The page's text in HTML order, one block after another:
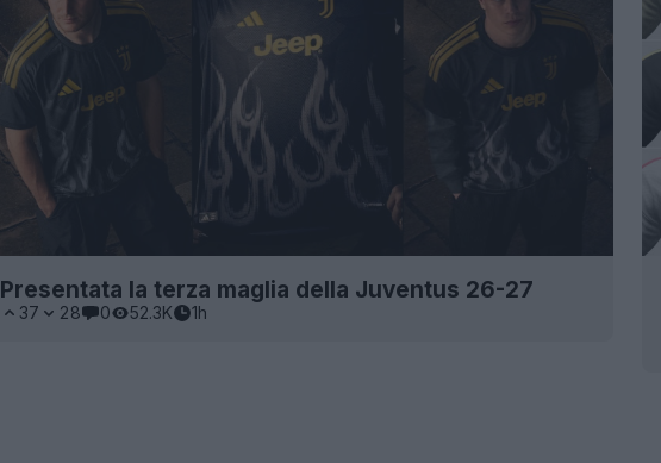
Presentata la terza maglia della Juventus 26-27
37 28 0 52.3K 1h